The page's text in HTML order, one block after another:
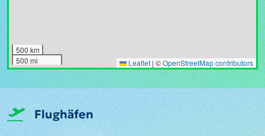
500 km
500 mi
Leaflet | ©OpenStreetMap contributors
Flughäfen